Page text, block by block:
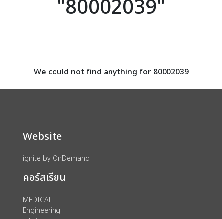
assignment ลงทะเบียน
"80002039"
We could not find anything for 80002039
Website
ignite by OnDemand
คอร์สเรียน
MEDICAL
Engineering